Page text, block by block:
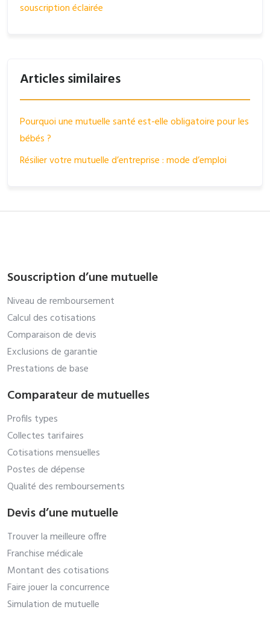
souscription éclairée
Articles similaires
Pourquoi une mutuelle santé est-elle obligatoire pour les
bébés ?
Résilier votre mutuelle d’entreprise : mode d’emploi
Souscription d’une mutuelle
Niveau de remboursement
Calcul des cotisations
Comparaison de devis
Exclusions de garantie
Prestations de base
Comparateur de mutuelles
Profils types
Collectes tarifaires
Cotisations mensuelles
Postes de dépense
Qualité des remboursements
Devis d’une mutuelle
Trouver la meilleure offre
Franchise médicale
Montant des cotisations
Faire jouer la concurrence
Simulation de mutuelle